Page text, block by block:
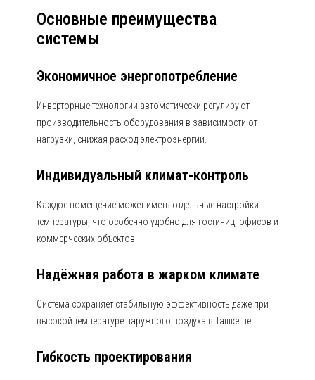
Основные преимущества
системы
Экономичное энергопотребление
Инверторные технологии автоматически регулируют
производительность оборудования в зависимости от
нагрузки, снижая расход электроэнергии.
Индивидуальный климат-контроль
Каждое помещение может иметь отдельные настройки
температуры, что особенно удобно для гостиниц, офисов и
коммерческих объектов.
Надёжная работа в жарком климате
Система сохраняет стабильную эффективность даже при
высокой температуре наружного воздуха в Ташкенте.
Гибкость проектирования